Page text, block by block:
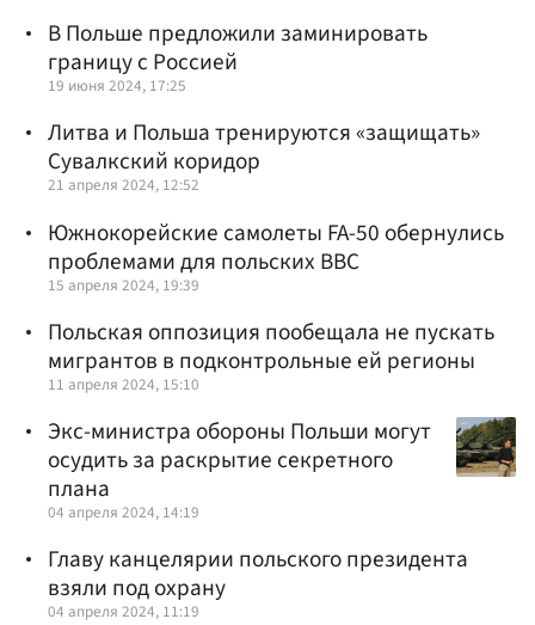
В Польше предложили заминировать
границу с Россией
19 июня 2024, 17:25
Литва и Польша тренируются «защищать»
Сувалкский коридор
21 апреля 2024, 12:52
Южнокорейские самолеты FA-50 обернулись
проблемами для польских ВВС
15 апреля 2024, 19:39
Польская оппозиция пообещала не пускать
мигрантов в подконтрольные ей регионы
11 апреля 2024, 15:10
Экс-министра обороны Польши могут
осудить за раскрытие секретного
плана
04 апреля 2024, 14:19
Главу канцелярии польского президента
взяли под охрану
04 апреля 2024, 11:19